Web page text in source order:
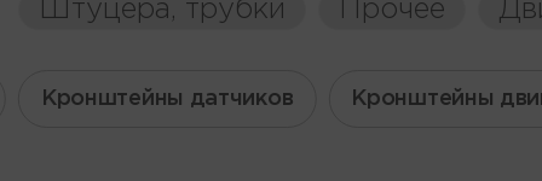
Штуцера, трубки
Прочее
Кронштейны датчиков Кронштейны